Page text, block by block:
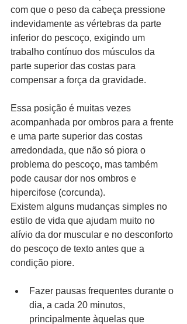
com que o peso da cabeça pressione
indevidamente as vértebras da parte
inferior do pescoço, exigindo um
trabalho contínuo dos músculos da
parte superior das costas para
compensar a força da gravidade.
Essa posição é muitas vezes
acompanhada por ombros para a frente
e uma parte superior das costas
arredondada, que não só piora o
problema do pescoço, mas também
pode causar dor nos ombros e
hipercifose (corcunda).
Existem alguns mudanças simples no
estilo de vida que ajudam muito no
alívio da dor muscular e no desconforto
do pescoço de texto antes que a
condição piore.
Fazer pausas frequentes durante o
dia, a cada 20 minutos,
principalmente àquelas que